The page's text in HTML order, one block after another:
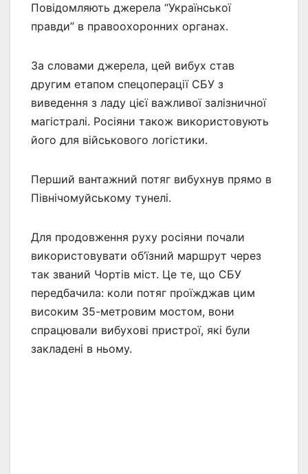
Повідомляють джерела “Української
правди” в правоохоронних органах.
За словами джерела, цей вибух став
другим етапом спецоперації СБУ з
виведення з ладу цієї важливої ​​залізничної
магістралі. Росіяни також використовують
його для військового логістики.
Перший вантажний потяг вибухнув прямо в
Північомуйському тунелі.
Для продовження руху росіяни почали
використовувати об’їзний маршрут через
так званий Чортів міст. Це те, що СБУ
передбачила: коли потяг проїжджав цим
високим 35-метровим мостом, вони
спрацювали вибухові пристрої, які були
закладені в ньому.